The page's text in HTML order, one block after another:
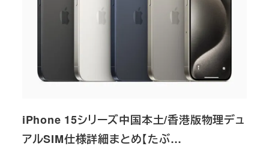
iPhone 15シリーズ中国本土/香港版物理デュ
アルSIM仕様詳細まとめ【たぶ…